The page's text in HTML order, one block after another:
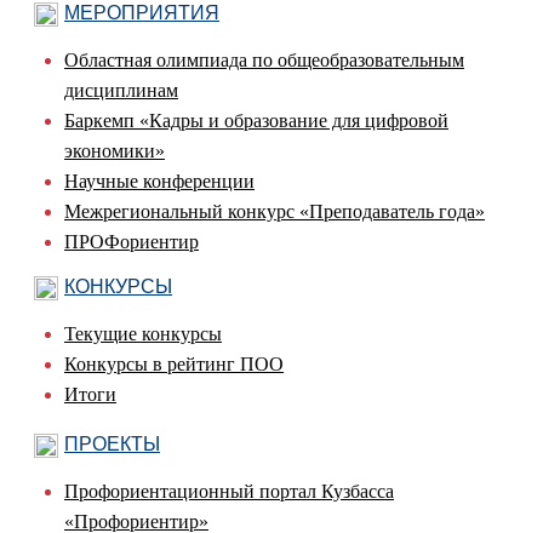
МЕРОПРИЯТИЯ
Областная олимпиада по общеобразовательным
дисциплинам
Баркемп «Кадры и образование для цифровой
экономики»
Научные конференции
Межрегиональный конкурс «Преподаватель года»
ПРОФориентир
КОНКУРСЫ
Текущие конкурсы
Конкурсы в рейтинг ПОО
Итоги
ПРОЕКТЫ
Профориентационный портал Кузбасса
«Профориентир»